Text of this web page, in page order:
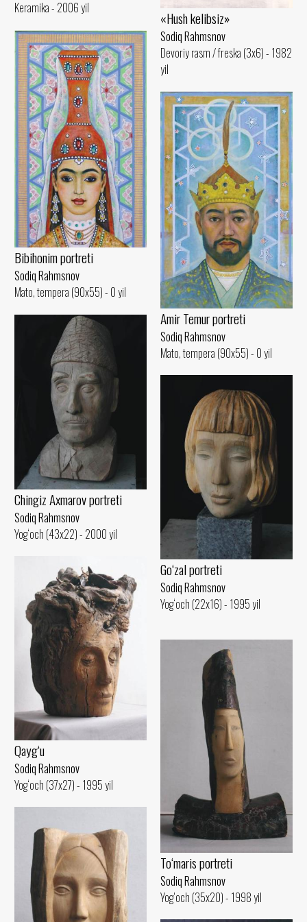
Keramika - 2006 yil
«Hush kelibsiz»
Sodiq Rahmsnov
Devoriy rasm / freska (3x6) - 1982
yil
Bibihonim portreti
Sodiq Rahmsnov
Mato, tempera (90x55) - 0 yil
Amir Temur portreti
Sodiq Rahmsnov
Mato, tempera (90x55) - 0 yil
Chingiz Axmarov portreti
Sodiq Rahmsnov
Yog‘och (43x22) - 2000 yil
Go‘zal portreti
Sodiq Rahmsnov
Yog‘och (22x16) - 1995 yil
Qayg‘u
Sodiq Rahmsnov
Yog‘och (37x27) - 1995 yil
To‘maris portreti
Sodiq Rahmsnov
Yog‘och (35x20) - 1998 yil